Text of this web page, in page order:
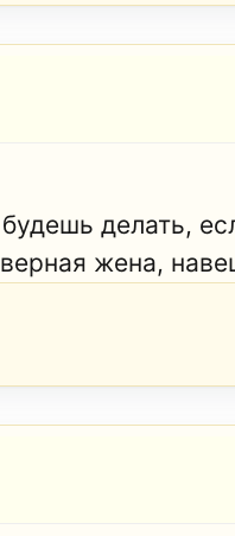
делать,
жена,